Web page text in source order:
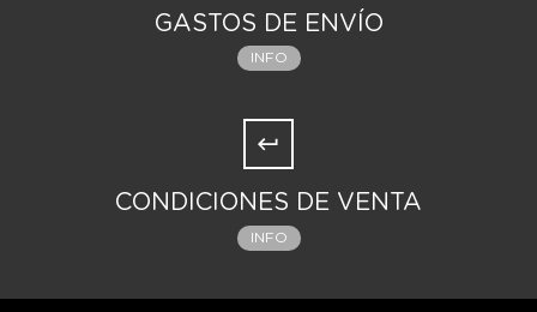
GASTOS DE ENVÍO
INFO
CONDICIONES DE VENTA
INFO